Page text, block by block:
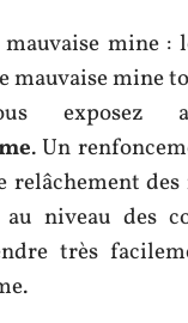
mine :
mauvaise mine
exposez
. Un
relâchement des
niveau des
très